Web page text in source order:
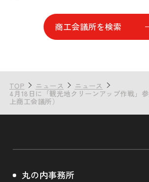
商工会議所を検索
TOP ニュース ニュース
4月18日に「観光地クリーンアップ作戦」
上商工会議所）
丸の内事務所